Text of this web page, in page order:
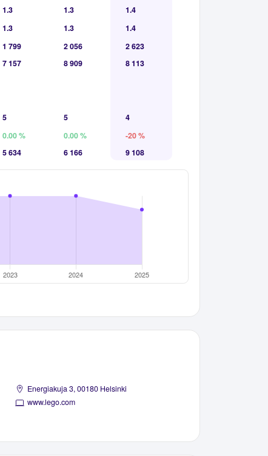
1.3 1.3
1.4
1.3 1.3
1.4
1 799 2 056
2 623
7 157 8 909 8 113
5 5
4
0.00 % 0.00 %
-20 %
5 634 6 166 9 108
Energiakuja 3, 00180 Helsinki
www.lego.com